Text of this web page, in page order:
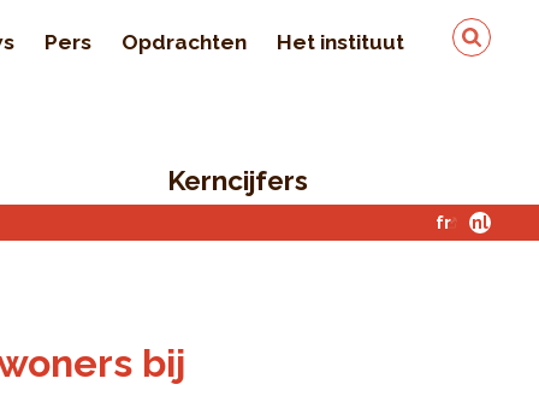
Pers Opdrachten Het instituut
Kwaliteit en veiligheid
Kerncijfers
fr nl
bij